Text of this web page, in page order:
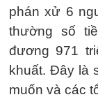
phán xử 6
thường số
đương 971
khuất. Đây là
muốn và các